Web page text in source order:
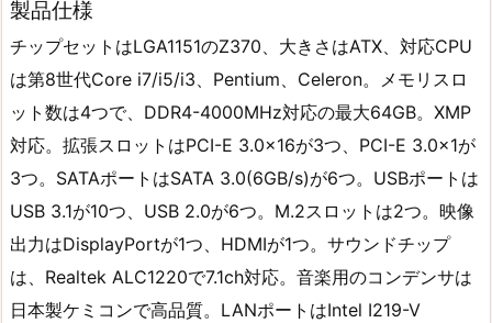
製品仕様
チップセットはLGA1151のZ370、大きさはATX、対応CPU
は第8世代Core i7/i5/i3、Pentium、Celeron。メモリスロ
ット数は4つで、DDR4-4000MHz対応の最大64GB。XMP
対応。拡張スロットはPCI-E 3.0×16が3つ、PCI-E 3.0×1が
3つ。SATAポートはSATA 3.0(6GB/s)が6つ。USBポートは
USB 3.1が10つ、USB 2.0が6つ。M.2スロットは2つ。映像
出力はDisplayPortが1つ、HDMIが1つ。サウンドチップ
は、Realtek ALC1220で7.1ch対応。音楽用のコンデンサは
日本製ケミコンで高品質。LANポートはIntel I219-V